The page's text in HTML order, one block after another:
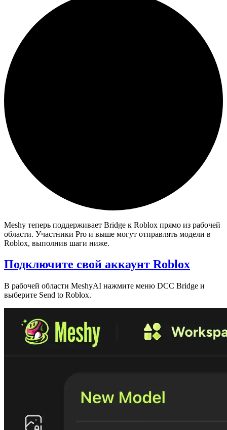
Meshy теперь поддерживает Bridge к Roblox прямо из рабочей
области. Участники Pro и выше могут отправлять модели в
Roblox, выполнив шаги ниже.
Подключите свой аккаунт Roblox
В рабочей области MeshyAI нажмите меню DCC Bridge и
выберите Send to Roblox.